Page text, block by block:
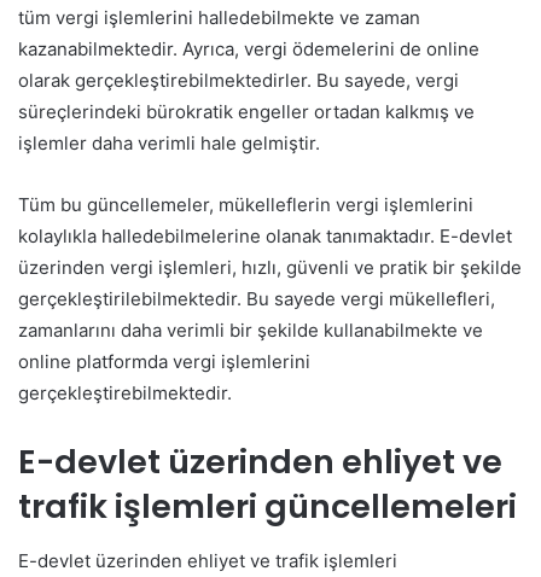
tüm vergi işlemlerini halledebilmekte ve zaman
kazanabilmektedir. Ayrıca, vergi ödemelerini de online
olarak gerçekleştirebilmektedirler. Bu sayede, vergi
süreçlerindeki bürokratik engeller ortadan kalkmış ve
işlemler daha verimli hale gelmiştir.
Tüm bu güncellemeler, mükelleflerin vergi işlemlerini
kolaylıkla halledebilmelerine olanak tanımaktadır. E-devlet
üzerinden vergi işlemleri, hızlı, güvenli ve pratik bir şekilde
gerçekleştirilebilmektedir. Bu sayede vergi mükellefleri,
zamanlarını daha verimli bir şekilde kullanabilmekte ve
online platformda vergi işlemlerini
gerçekleştirebilmektedir.
E-devlet üzerinden ehliyet ve
trafik işlemleri güncellemeleri
E-devlet üzerinden ehliyet ve trafik işlemleri